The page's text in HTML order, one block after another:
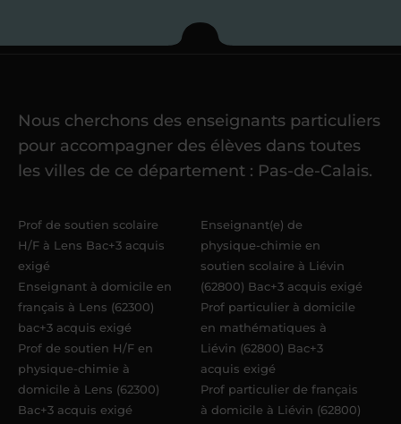
Je commence mes
Une fois ma candidature validée,mon
référent me confie mes premiers
élèves dans un délai de 6 jours
Acadomia.
Nous cherchons des enseignants particuliers
pour accompagner des élèves dans toutes
les villes de ce département : Pas-de-Calais.
Prof de soutien scolaire
H/F à Lens Bac+3 acquis
exigé
Enseignant à domicile en
français à Lens (62300)
bac+3 acquis exigé
Prof de soutien H/F en
physique-chimie à
domicile à Lens (62300)
Bac+3 acquis exigé
Enseignant(e) de
physique-chimie en
soutien scolaire à Liévin
(62800) Bac+3 acquis exigé
Prof particulier à domicile
en mathématiques à
Liévin (62800) Bac+3
acquis exigé
Prof particulier de français
à domicile à Liévin (62800)